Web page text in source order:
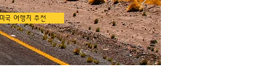
미국 여행지 추천